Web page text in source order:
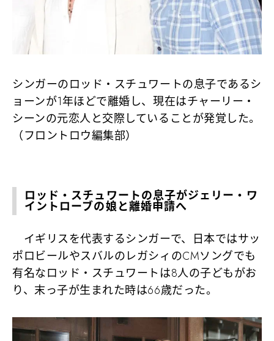
シンガーのロッド・スチュワートの息子であるシ
ョーンが1年ほどで離婚し、現在はチャーリー・
シーンの元恋人と交際していることが発覚した。
（フロントロウ編集部）
ロッド・スチュワートの息子がジェリー・ワ
イントローブの娘と離婚申請へ
イギリスを代表するシンガーで、日本ではサッ
ポロビールやスバルのレガシィのCMソングでも
有名なロッド・スチュワートは8人の子どもがお
り、末っ子が生まれた時は66歳だった。